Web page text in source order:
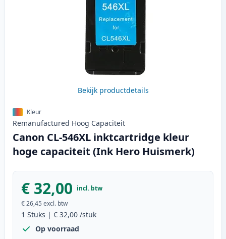
Bekijk productdetails
Kleur
Remanufactured Hoog Capaciteit
Canon CL-546XL inktcartridge kleur
hoge capaciteit (Ink Hero Huismerk)
€ 32,00 incl. btw
€ 26,45 excl. btw
1 Stuks | € 32,00 /stuk
Op voorraad